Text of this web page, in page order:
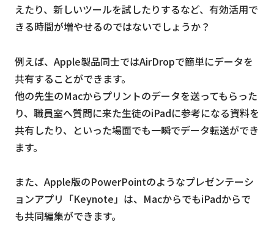
えたり、新しいツールを試したりするなど、有効活用で
きる時間が増やせるのではないでしょうか？
例えば、Apple製品同士ではAirDropで簡単にデータを
共有することができます。
他の先生のMacからプリントのデータを送ってもらった
り、職員室へ質問に来た生徒のiPadに参考になる資料を
共有したり、といった場面でも一瞬でデータ転送ができ
ます。
また、Apple版のPowerPointのようなプレゼンテーシ
ョンアプリ「Keynote」は、MacからでもiPadからで
も共同編集ができます。